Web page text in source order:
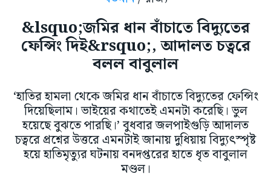
&lsquo;জমির ধান বাঁচাতে বিদ্যুতের
ফেন্সিং দিই&rsquo;, আদালত চত্বরে
বলল বাবুলাল
‘হাতির হামলা থেকে জমির ধান বাঁচাতে বিদ্যুতের ফেন্সিং
দিয়েছিলাম। ভাইয়ের কথাতেই এমনটা করেছি। ভুল
হয়েছে বুঝতে পারছি।’ বুধবার জলপাইগুড়ি আদালত
চত্বরে প্রশ্নের উত্তরে এমনটাই জানায় দুধিয়ায় বিদ্যুৎস্পৃষ্ট
হয়ে হাতিমৃত্যুর ঘটনায় বনদপ্তরের হাতে ধৃত বাবুলাল
মণ্ডল।